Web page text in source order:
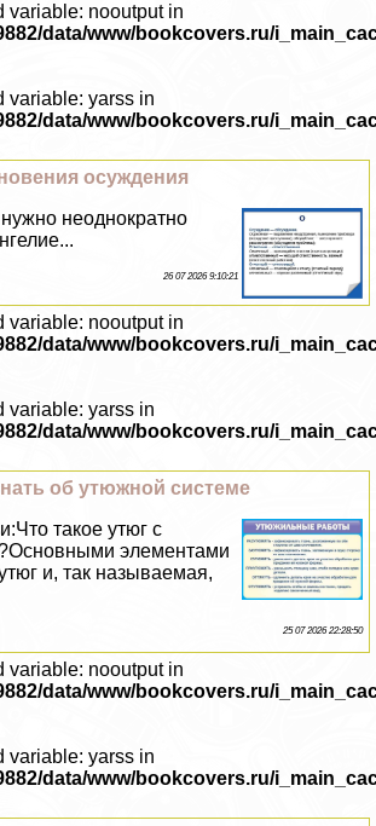
variable: nooutput in
data/www/bookcovers.ru/
variable: yarss in
data/www/bookcovers.ru/
осуждения
неоднократно
26 07 2026 9:10:21
variable: nooutput in
data/www/bookcovers.ru/
variable: yarss in
data/www/bookcovers.ru/
об утюжной системе
такое утюг с
элементами
и, так называемая,
25 07 2026 22:28:50
variable: nooutput in
data/www/bookcovers.ru/
variable: yarss in
data/www/bookcovers.ru/